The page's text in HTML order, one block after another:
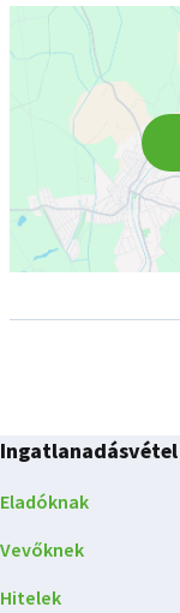
Ingatlanadásvétel
Eladóknak
Vevőknek
Hitelek